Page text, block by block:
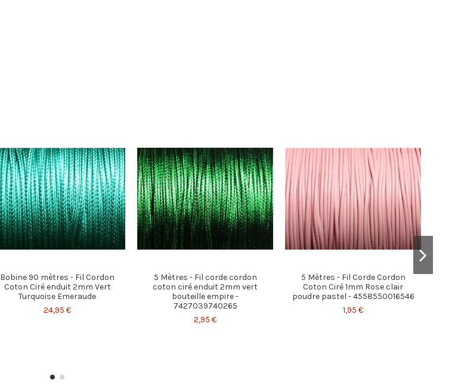
Bobine 90 mètres - Fil Cordon
Coton Ciré enduit 2mm Vert
Turquoise Emeraude
24,95 €
5 Mètres - Fil corde cordon
coton ciré enduit 2mm vert
bouteille empire -
7427039740265
2,95 €
5 Mètres - Fil Corde Cordon
Coton Ciré 1mm Rose clair
poudre pastel - 4558550016546
1,95 €